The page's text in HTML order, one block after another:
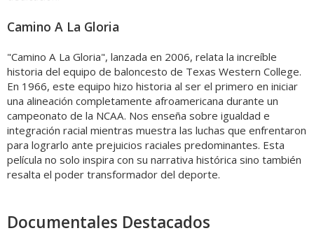
Camino A La Gloria
"Camino A La Gloria", lanzada en 2006, relata la increíble
historia del equipo de baloncesto de Texas Western College.
En 1966, este equipo hizo historia al ser el primero en iniciar
una alineación completamente afroamericana durante un
campeonato de la NCAA. Nos enseña sobre igualdad e
integración racial mientras muestra las luchas que enfrentaron
para lograrlo ante prejuicios raciales predominantes. Esta
película no solo inspira con su narrativa histórica sino también
resalta el poder transformador del deporte.
Documentales Destacados